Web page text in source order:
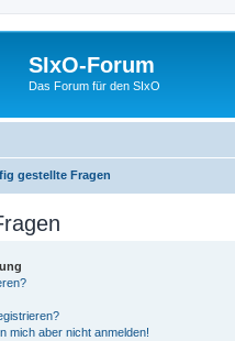
SIxO-Forum
Das Forum für den SIxO
gestellte Fragen
mich aber nicht anmelden!